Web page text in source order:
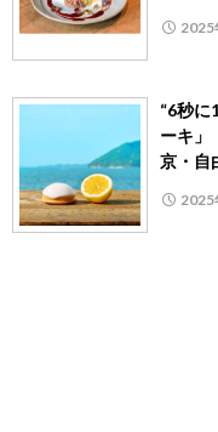
2025
“6秒に
ーキ
京・自
2025